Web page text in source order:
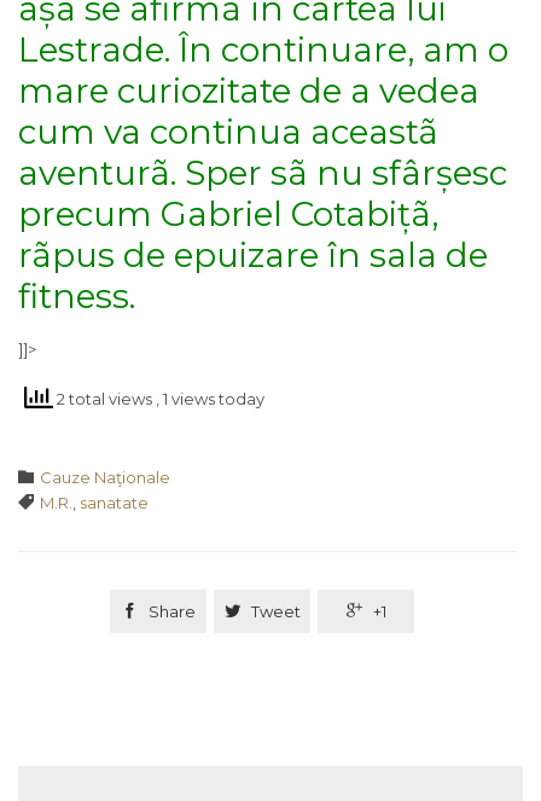
Lestrade. În continuare, am o
mare curiozitate de a vedea
cum va continua aceastã
aventurã. Sper sã nu sfârșesc
precum Gabriel Cotabițã,
rãpus de epuizare în sala de
fitness.
]]>
2 total views , 1 views today
 Category
Cauze Naţionale
 Tags
M.R. sanatate
 Share  Tweet  +1